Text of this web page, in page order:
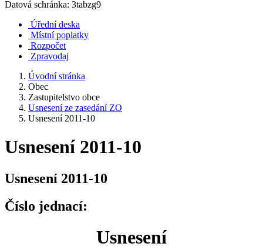
Datová schránka: 3tabzg9
Úřední deska
Místní poplatky
Rozpočet
Zpravodaj
Úvodní stránka
Obec
Zastupitelstvo obce
Usnesení ze zasedání ZO
Usnesení 2011-10
Usnesení 2011-10
Usnesení 2011-10
Číslo jednací:
Usnesení